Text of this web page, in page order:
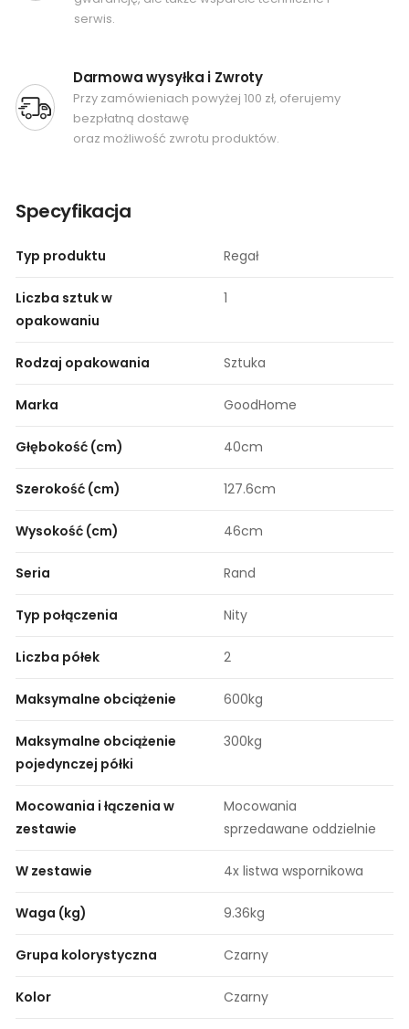
serwis.
Darmowa wysyłka i Zwroty
Przy zamówieniach powyżej 100 zł, oferujemy
bezpłatną dostawę
oraz możliwość zwrotu produktów.
Specyfikacja
Typ produktu Regał
Liczba sztuk w
opakowaniu
1
Rodzaj opakowania Sztuka
Marka GoodHome
Głębokość (cm) 40cm
Szerokość (cm) 127.6cm
Wysokość (cm) 46cm
Seria Rand
Typ połączenia Nity
Liczba półek 2
Maksymalne obciążenie 600kg
Maksymalne obciążenie
pojedynczej półki
300kg
Mocowania i łączenia w
zestawie
Mocowania
sprzedawane oddzielnie
W zestawie 4x listwa wspornikowa
Waga (kg) 9.36kg
Grupa kolorystyczna Czarny
Kolor Czarny